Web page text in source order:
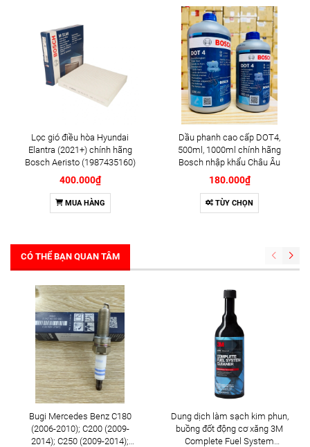
Lọc gió điều hòa Hyundai
Elantra (2021+) chính hãng
Bosch Aeristo (1987435160)
400.000₫
MUA HÀNG
Dầu phanh cao cấp DOT4,
500ml, 1000ml chính hãng
Bosch nhập khẩu Châu Âu
180.000₫
TÙY CHỌN
CÓ THỂ BẠN QUAN TÂM
Bugi Mercedes Benz C180
(2006-2010); C200 (2009-
2014); C250 (2009-2014);
Dung dịch làm sạch kim phun,
buồng đốt động cơ xăng 3M
Complete Fuel System